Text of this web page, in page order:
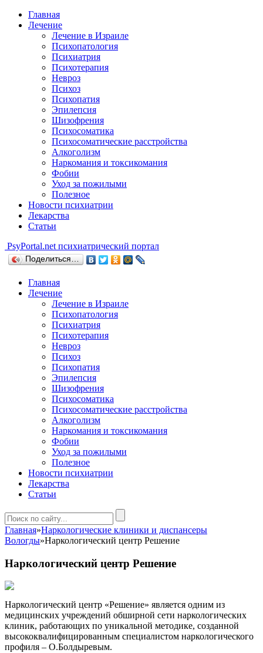
Главная
Лечение
Лечение в Израиле
Психопатология
Психиатрия
Психотерапия
Невроз
Психоз
Психопатия
Эпилепсия
Шизофрения
Психосоматика
Психосоматические расстройства
Алкоголизм
Наркомания и токсикомания
Фобии
Уход за пожилыми
Полезное
Новости психиатрии
Лекарства
Статьи
PsyPortal.net психиатрический портал
Поделиться…
Главная
Лечение
Лечение в Израиле
Психопатология
Психиатрия
Психотерапия
Невроз
Психоз
Психопатия
Эпилепсия
Шизофрения
Психосоматика
Психосоматические расстройства
Алкоголизм
Наркомания и токсикомания
Фобии
Уход за пожилыми
Полезное
Новости психиатрии
Лекарства
Статьи
Главная»Наркологические клиники и диспансеры
Вологды»Наркологический центр Решение
Наркологический центр Решение
Наркологический центр «Решение» является одним из
медицинских учреждений обширной сети наркологических
клиник, работающих по уникальной методике, созданной
высококвалифицированным специалистом наркологического
профиля – О.Болдыревым.